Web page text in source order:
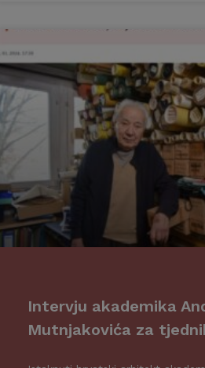
Intervju akademika
Mutnjakovića za